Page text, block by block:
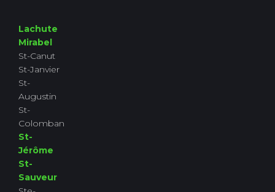
Lachute
Mirabel
St-Canut
St-Janvier
St-
Augustin
St-
Colomban
St-
Jérôme
St-
Sauveur